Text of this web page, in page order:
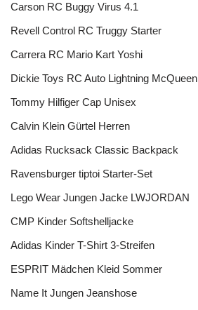
Carson RC Buggy Virus 4.1
Revell Control RC Truggy Starter
Carrera RC Mario Kart Yoshi
Dickie Toys RC Auto Lightning McQueen
Tommy Hilfiger Cap Unisex
Calvin Klein Gürtel Herren
Adidas Rucksack Classic Backpack
Ravensburger tiptoi Starter-Set
Lego Wear Jungen Jacke LWJORDAN
CMP Kinder Softshelljacke
Adidas Kinder T-Shirt 3-Streifen
ESPRIT Mädchen Kleid Sommer
Name It Jungen Jeanshose